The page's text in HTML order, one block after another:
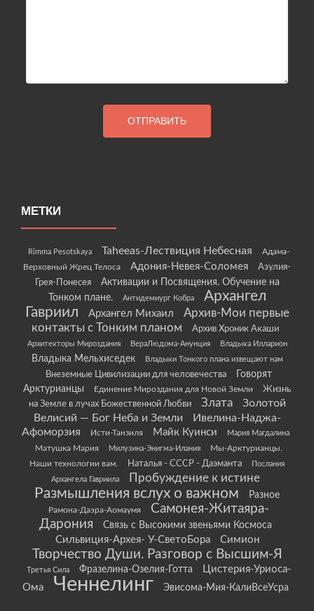
МЕТКИ
Rimma Pesotskaya Taheeas-Лествиция Небесная
Адама-
Верховный Жрец Телоса
Адония-Невея-Соломея
Азулия-
Грея-Понесея
Активации и Посвящения. Обучение на
Тонком плане.
Антидемиург Кобра
Архангел
Гавриил
Архангел Михаил
Архив-Мои первые
контакты с Тонким планом
Архив Хроник Акаши
Архитекторы Мироздания ВераЛюдома-Анунция Владыка Илларион
Владыка Мельхиседек Владыки Тонкого плана извещают нам
Внеземные Цивилизации для человечества
Говорят
Арктурианцы
Единение Мироздания для Новой Земли
Жизнь
на Земле в лучах Божественной Любви
Злата
Золотой
Велисий — Бог Неба и Земли
Ивелина-Наджа-
Афоморзия
Исти-Танзиля Майк Куинси Мария Магдалина
Матушка Мария Милузина-Энигма-Илания
Мы-Арктурианцы.
Наши технологии вам.
Наталья - СССР - Даэманта
Послания
Архангела Гавриила
Пробуждение к истине
Размышления вслух о важном Разное
Рамона-Даэра-Аомаумя
Самонея-Житаяра-
Дарония
Связь с Высокими звеньями Космоса
Сильвиция-Архея- У-СветоБора Симион
Творчество Души. Разговор с Высшим-Я
Третья Сила Фразелина-Озелия-Готта
Цистерия-Уриоса-
Ома
Ченнелинг Эвисома-Мия-КалиВсеУсра